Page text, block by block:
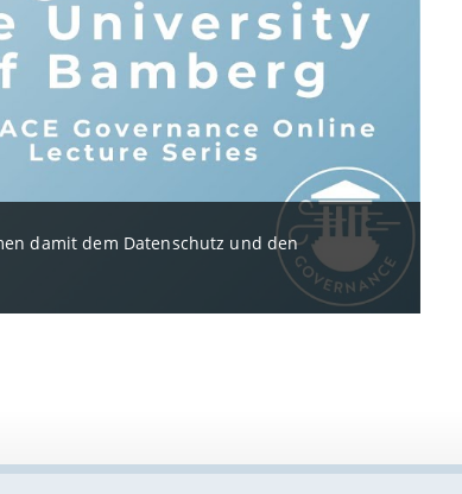
damit dem Datenschutz und den